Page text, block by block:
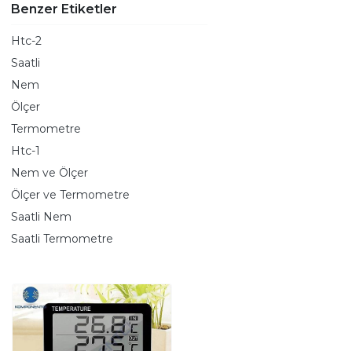
Benzer Etiketler
Htc-2
Saatli
Nem
Ölçer
Termometre
Htc-1
Nem ve Ölçer
Ölçer ve Termometre
Saatli Nem
Saatli Termometre